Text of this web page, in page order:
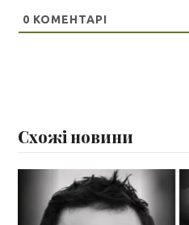
0 КОМЕНТАРІ
Схожі новини